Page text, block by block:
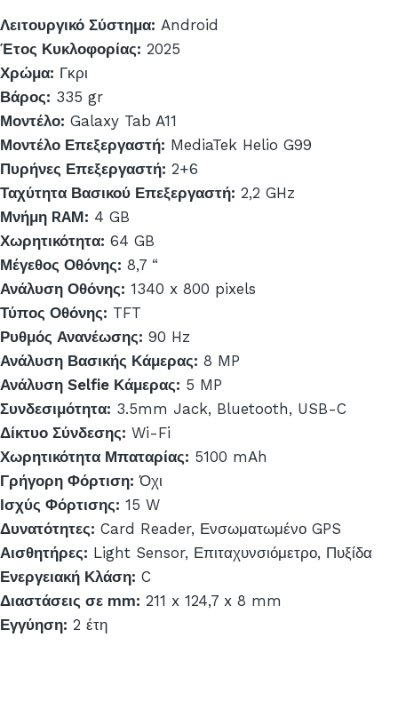
Λειτουργικό Σύστημα: Android
Έτος Κυκλοφορίας: 2025
Χρώμα: Γκρι
Βάρος: 335 gr
Μοντέλο: Galaxy Tab A11
Μοντέλο Επεξεργαστή: MediaTek Helio G99
Πυρήνες Επεξεργαστή: 2+6
Ταχύτητα Βασικού Επεξεργαστή: 2,2 GHz
Μνήμη RAM: 4 GB
Χωρητικότητα: 64 GB
Μέγεθος Οθόνης: 8,7 “
Ανάλυση Οθόνης: 1340 x 800 pixels
Τύπος Οθόνης: TFT
Ρυθμός Ανανέωσης: 90 Hz
Ανάλυση Βασικής Κάμερας: 8 MP
Ανάλυση Selfie Κάμερας: 5 MP
Συνδεσιμότητα: 3.5mm Jack, Bluetooth, USB-C
Δίκτυο Σύνδεσης: Wi-Fi
Χωρητικότητα Μπαταρίας: 5100 mAh
Γρήγορη Φόρτιση: Όχι
Ισχύς Φόρτισης: 15 W
Δυνατότητες: Card Reader, Ενσωματωμένο GPS
Αισθητήρες: Light Sensor, Επιταχυνσιόμετρο, Πυξίδα
Ενεργειακή Κλάση: C
Διαστάσεις σε mm: 211 x 124,7 x 8 mm
Εγγύηση: 2 έτη